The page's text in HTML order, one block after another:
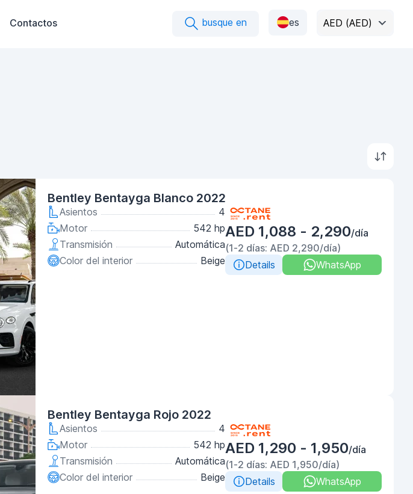
Contactos busque en es AED (AED)
Bentley Bentayga Blanco 2022
Asientos
4
Motor
542 hp
Transmisión
Automática
Color del interior
Beige
AED 1,088 - 2,290/día
(1-2 días: AED 2,290/día)
Details
WhatsApp
Bentley Bentayga Rojo 2022
Asientos
4
Motor
542 hp
Transmisión
Automática
Color del interior
Beige
AED 1,290 - 1,950/día
(1-2 días: AED 1,950/día)
Details
WhatsApp